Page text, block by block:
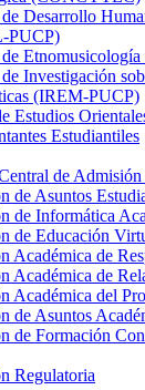
Desarrollo
PUCP)
Investigación
(IREM-PUCP)
Estudios
Estudiantiles
de Admisión
de Asuntos
de Informática
de Educación
Académica de
Académica de
Académica del
de Asuntos
de Formación
Regulatoria